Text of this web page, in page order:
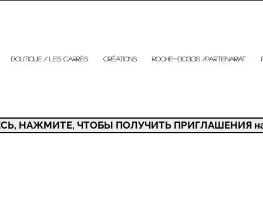
BOUTIQUE / Les Carrés créations ROCHE-BOBOIS /Partenariat
НАЖМИТЕ, ЧТОБЫ ПОЛУЧИТЬ ПРИГЛАШЕНИЯ на